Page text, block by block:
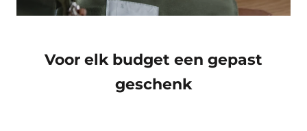
Voor elk budget een gepast
geschenk